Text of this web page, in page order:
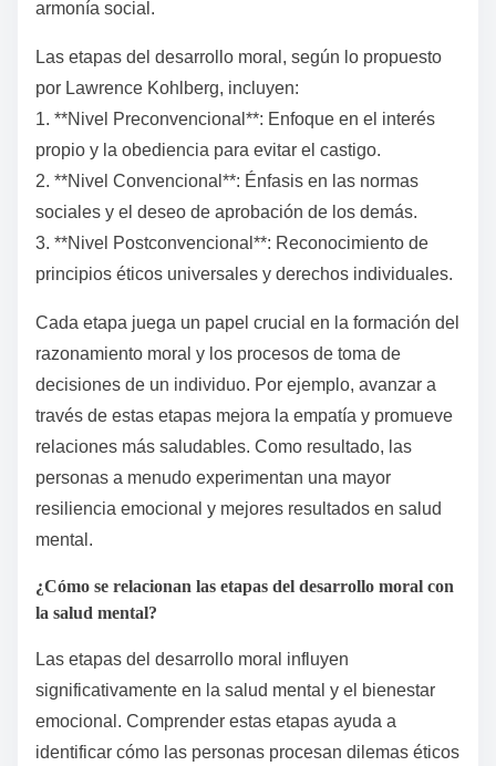
armonía social.
Las etapas del desarrollo moral, según lo propuesto
por Lawrence Kohlberg, incluyen:
1. **Nivel Preconvencional**: Enfoque en el interés
propio y la obediencia para evitar el castigo.
2. **Nivel Convencional**: Énfasis en las normas
sociales y el deseo de aprobación de los demás.
3. **Nivel Postconvencional**: Reconocimiento de
principios éticos universales y derechos individuales.
Cada etapa juega un papel crucial en la formación del
razonamiento moral y los procesos de toma de
decisiones de un individuo. Por ejemplo, avanzar a
través de estas etapas mejora la empatía y promueve
relaciones más saludables. Como resultado, las
personas a menudo experimentan una mayor
resiliencia emocional y mejores resultados en salud
mental.
¿Cómo se relacionan las etapas del desarrollo moral con
la salud mental?
Las etapas del desarrollo moral influyen
significativamente en la salud mental y el bienestar
emocional. Comprender estas etapas ayuda a
identificar cómo las personas procesan dilemas éticos